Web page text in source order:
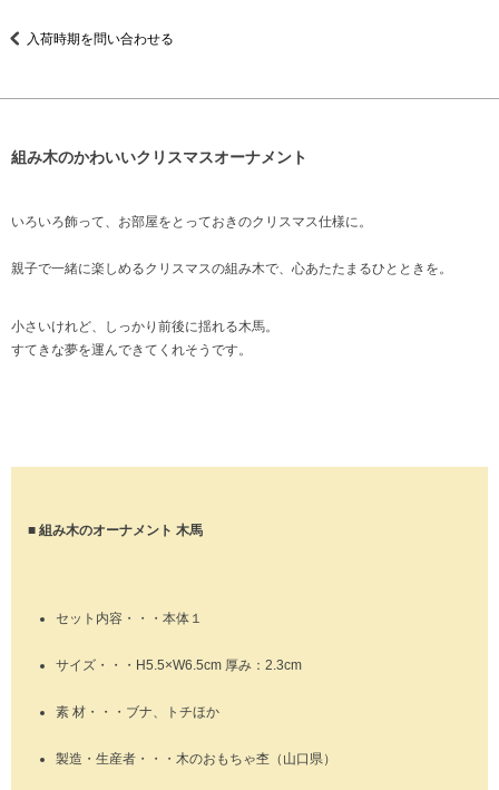
入荷時期を問い合わせる
組み木のかわいいクリスマスオーナメント
いろいろ飾って、お部屋をとっておきのクリスマス仕様に。
親子で一緒に楽しめるクリスマスの組み木で、心あたたまるひとときを。
小さいけれど、しっかり前後に揺れる木馬。
すてきな夢を運んできてくれそうです。
■ 組み木のオーナメント 木馬
セット内容・・・本体１
サイズ・・・H5.5×W6.5cm 厚み：2.3cm
素 材・・・ブナ、トチほか
製造・生産者・・・木のおもちゃ杢（山口県）